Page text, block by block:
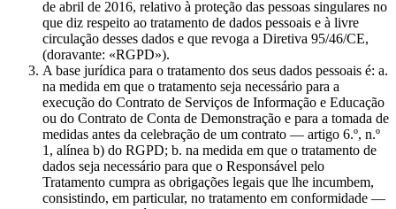
de abril de 2016, relativo à proteção das pessoas singulares no
que diz respeito ao tratamento de dados pessoais e à livre
circulação desses dados e que revoga a Diretiva 95/46/CE,
(doravante: «RGPD»).
A base jurídica para o tratamento dos seus dados pessoais é: a.
na medida em que o tratamento seja necessário para a
execução do Contrato de Serviços de Informação e Educação
ou do Contrato de Conta de Demonstração e para a tomada de
medidas antes da celebração de um contrato — artigo 6.º, n.º
1, alínea b) do RGPD; b. na medida em que o tratamento de
dados seja necessário para que o Responsável pelo
Tratamento cumpra as obrigações legais que lhe incumbem,
consistindo, em particular, no tratamento em conformidade —